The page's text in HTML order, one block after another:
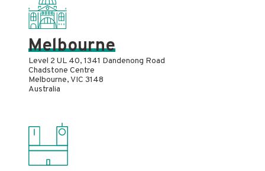
Melbourne
Level 2 UL 40, 1341 Dandenong Road
Chadstone Centre
Melbourne, VIC 3148
Australia